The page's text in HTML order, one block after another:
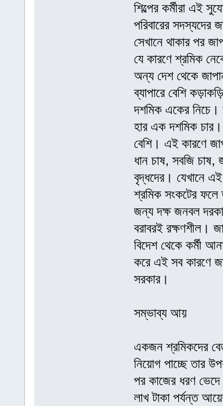
শিল্পের কর্মীরা এই
পরিবারের সদস্যদের
সেখানে থাকার পর
যে কারণে শ্রমিক
অন্য দেশ থেকে
ব্যাপারে বেশি
দশমিক একের নিচে।
হার এক দশমিক
বেশি। এই কারণে
ধান চাষ, সবজি চাষ,
বৃদ্ধদের। যেখানে
শ্রমিক সংকটের ফলে
জন্য দক্ষ জনবল
বরাবরই রক্ষণশীল।
বিদেশ থেকে কর্মী
করে এই সব কারণে
সরকার।
সম্ভাব্য আয়
একজন শ্রমিকদের
নিয়োগ পাচ্ছে তার
পর কাজের ধরণ ভেদে
লাখ টাকা পর্যন্ত